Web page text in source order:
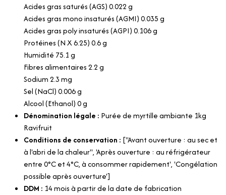
Acides gras saturés (AGS) 0.022 g
Acides gras mono insaturés (AGMI) 0.035 g
Acides gras poly insaturés (AGPI) 0.106 g
Protéines (N X 6.25) 0.6 g
Humidité 75.1 g
Fibres alimentaires 2.2 g
Sodium 2.3 mg
Sel (NaCl) 0.006 g
Alcool (Ethanol) 0 g
Dénomination légale : Purée de myrtille ambiante 1kg
Ravifruit
Conditions de conservation : ["Avant ouverture : au sec et
à l'abri de la chaleur", 'Après ouverture : au réfrigérateur
entre 0°C et 4°C, à consommer rapidement', 'Congélation
possible après ouverture']
DDM : 14 mois à partir de la date de fabrication